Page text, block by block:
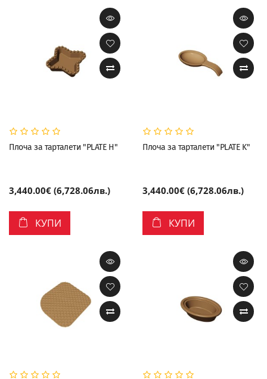
Плоча за тарталети "PLATE H"
3,440.00€ (6,728.06лв.)
КУПИ
Плоча за тарталети "PLATE K"
3,440.00€ (6,728.06лв.)
КУПИ